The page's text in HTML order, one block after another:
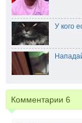
У кого
Комментарии 6